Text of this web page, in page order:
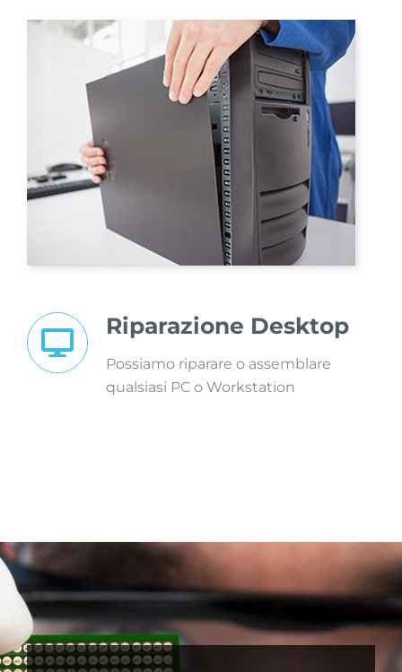
Riparazione Desktop
Possiamo riparare o assemblare
qualsiasi PC o Workstation